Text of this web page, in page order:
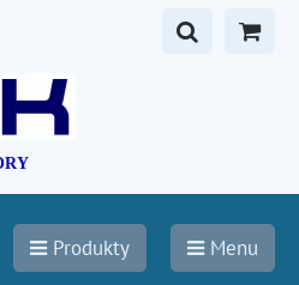
Produkty Menu